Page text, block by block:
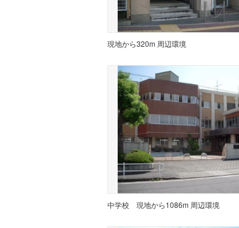
現地から320m 周辺環境
中学校 現地から1086m 周辺環境